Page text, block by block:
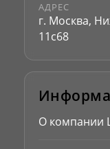
АДРЕС
г. Москва,
11с68
О компании